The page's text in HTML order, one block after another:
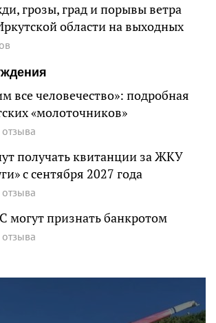
грозы, град и порывы ветра
области на выходных
все человечество»: подробная
«молоточников»
получать квитанции за ЖКУ
с сентября 2027 года
могут признать банкротом